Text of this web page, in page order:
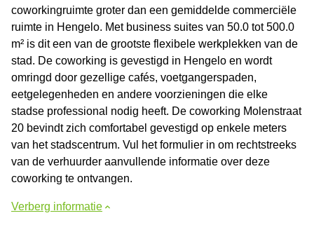
coworkingruimte groter dan een gemiddelde commerciële
ruimte in Hengelo. Met business suites van 50.0 tot 500.0
m² is dit een van de grootste flexibele werkplekken van de
stad. De coworking is gevestigd in Hengelo en wordt
omringd door gezellige cafés, voetgangerspaden,
eetgelegenheden en andere voorzieningen die elke
stadse professional nodig heeft. De coworking Molenstraat
20 bevindt zich comfortabel gevestigd op enkele meters
van het stadscentrum. Vul het formulier in om rechtstreeks
van de verhuurder aanvullende informatie over deze
coworking te ontvangen.
Verberg informatie